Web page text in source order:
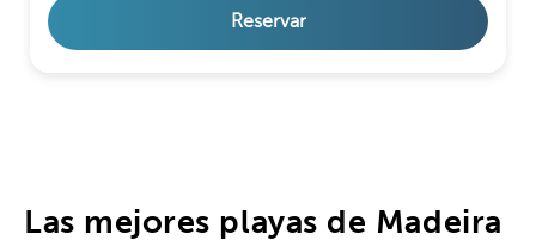
Reservar
Las mejores playas de Madeira